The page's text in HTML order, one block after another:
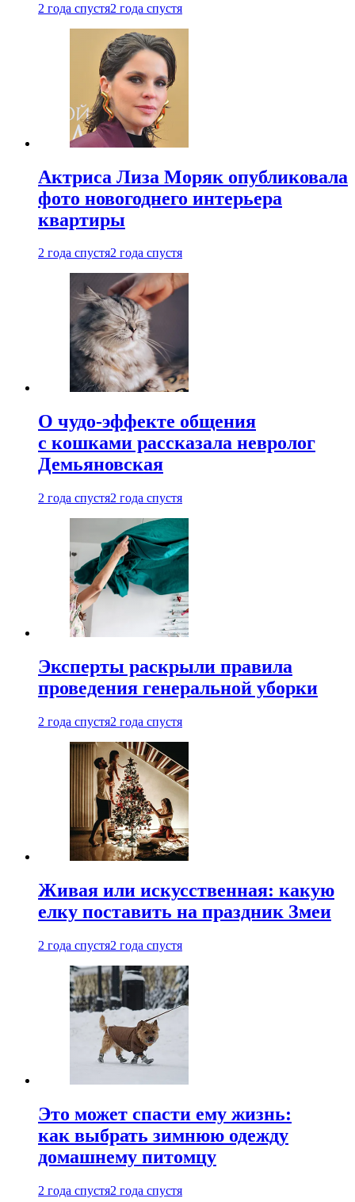
2 года спустя2 года спустя
Актриса Лиза Моряк опубликовала
фото новогоднего интерьера
квартиры
2 года спустя2 года спустя
О чудо-эффекте общения
с кошками рассказала невролог
Демьяновская
2 года спустя2 года спустя
Эксперты раскрыли правила
проведения генеральной уборки
2 года спустя2 года спустя
Живая или искусственная: какую
елку поставить на праздник Змеи
2 года спустя2 года спустя
Это может спасти ему жизнь:
как выбрать зимнюю одежду
домашнему питомцу
2 года спустя2 года спустя